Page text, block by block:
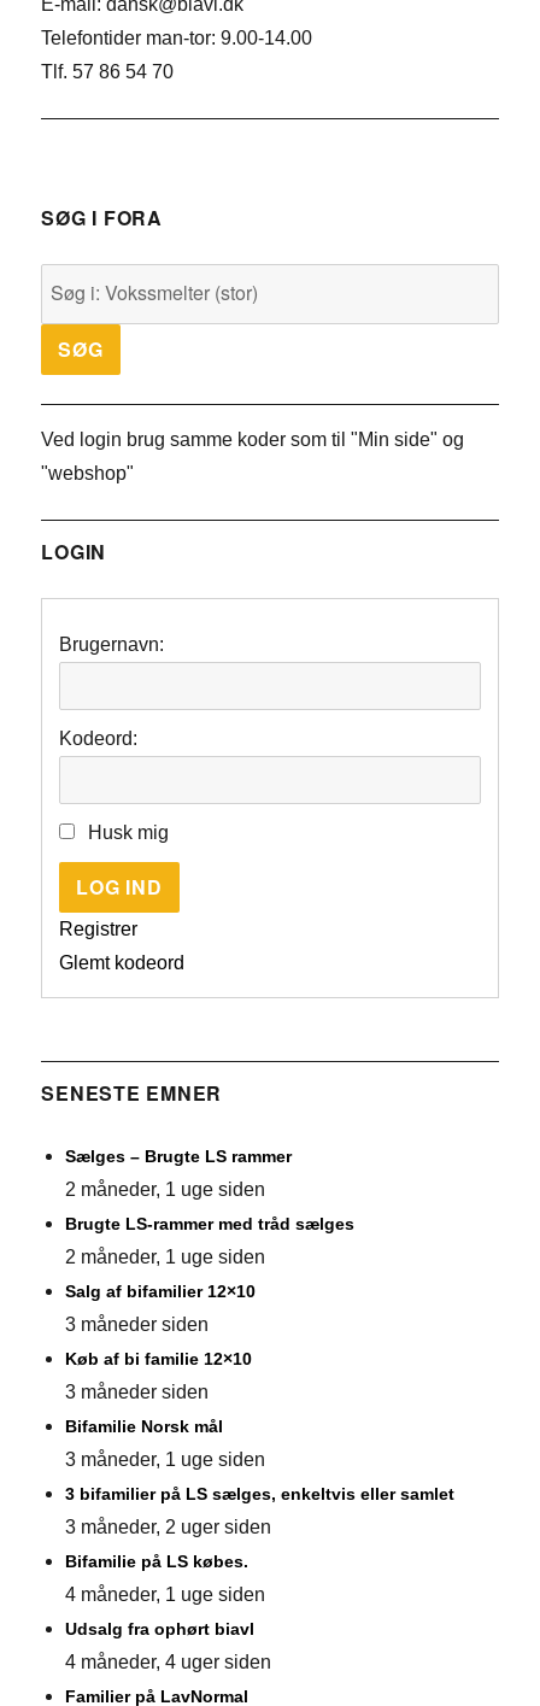
Telefontider man-tor: 9.00-14.00
Tlf. 57 86 54 70
SØG I FORA
Ved login brug samme koder som til "Min side" og
"webshop"
LOGIN
Brugernavn:
Kodeord:
Husk mig
LOG IND
Registrer
Glemt kodeord
SENESTE EMNER
Sælges – Brugte LS rammer
2 måneder, 1 uge siden
Brugte LS-rammer med tråd sælges
2 måneder, 1 uge siden
Salg af bifamilier 12×10
3 måneder siden
Køb af bi familie 12×10
3 måneder siden
Bifamilie Norsk mål
3 måneder, 1 uge siden
3 bifamilier på LS sælges, enkeltvis eller samlet
3 måneder, 2 uger siden
Bifamilie på LS købes.
4 måneder, 1 uge siden
Udsalg fra ophørt biavl
4 måneder, 4 uger siden
Familier på LavNormal